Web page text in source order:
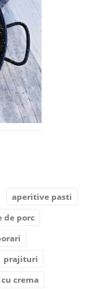
aperitive pasti
de porc
prajituri
crema